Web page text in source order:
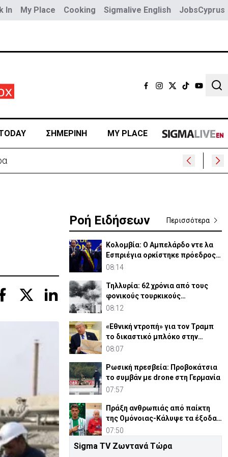
In My Place Cooking Sigmalive English JobsCyprus
ΣΗΜΕΡΙΝΗ MY PLACE
Ροή Ειδήσεων Περισσότερα
Κολομβία: Ο Αμπελάρδο ντε λα
Εσπριέγια ορκίστηκε πρόεδρος
της χώρας
08:14
Τηλλυρία: 62 χρόνια από τους
φονικούς τουρκικούς
βομβαρδισμούς
08:12
«Εθνική ντροπή» για τον Τραμπ
το δικαστικό μπλόκο στην
αίθουσα χορού
08:07
Ρωσική πρεσβεία: Προβοκάτσια
το συμβάν με drone στη Γερμανία
07:57
Πράξη ανθρωπιάς από παίκτη
της Ομόνοιας-Κάλυψε τα έξοδα
νοσηλείας παιδιού
07:50
30 χρόνια από τις δολοφονίες
Sigma TV Ζωντανά Τώρα